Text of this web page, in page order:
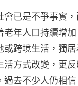
會已是不爭事實
老年人口持續增
或跨境生活，獨
活方式改變，更
過去不少人仍相